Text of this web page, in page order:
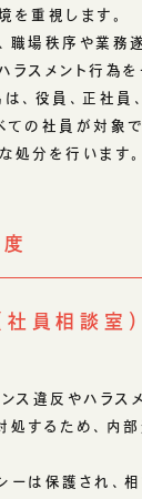
を重視します。
職場秩序や業務
ラスメント行為を
は、役員、正社員
ての社員が対象
処分を行います。
員相談室）
ス違反やハラス
処するため、内
ーは保護され、相